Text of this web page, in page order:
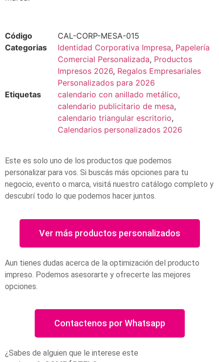
Código
CAL-CORP-MESA-015
Categorias
Identidad Corporativa Impresa, Papelería
Comercial Personalizada, Productos
Impresos 2026, Regalos Empresariales
Personalizados para 2026
Etiquetas
calendario con anillado metálico,
calendario publicitario de mesa,
calendario triangular escritorio,
Calendarios personalizados 2026
Aun tienes dudas acerca de la optimización del producto
impreso. Podemos asesorarte y ofrecerte las mejores
opciones.
Contactenos por Whatsapp
Este es solo uno de los productos que podemos
personalizar para vos. Si buscás más opciones para tu
negocio, evento o marca, visitá nuestro catálogo completo y
descubrí todo lo que podemos hacer juntos.
Ver más productos personalizados
¿Sabes de alguien que le interese este